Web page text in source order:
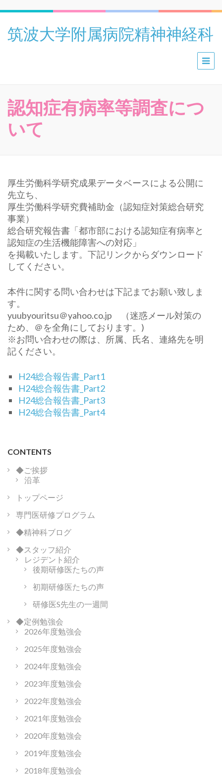
筑波大学附属病院精神神経科
認知症有病率等調査につ
いて
厚生労働科学研究成果データベースによる公開に
先立ち、
厚生労働科学研究費補助金（認知症対策総合研究
事業）
総合研究報告書「都市部における認知症有病率と
認知症の生活機能障害への対応」
を掲載いたします。下記リンクからダウンロード
してください。
本件に関する問い合わせは下記までお願い致しま
す。
yuubyouritsu＠yahoo.co.jp （迷惑メール対策の
ため、＠を全角にしております。)
※お問い合わせの際は、所属、氏名、連絡先を明
記ください。
H24総合報告書_Part1
H24総合報告書_Part2
H24総合報告書_Part3
H24総合報告書_Part4
CONTENTS
◆ご挨拶
沿革
トップページ
専門医研修プログラム
◆精神科ブログ
◆スタッフ紹介
レジデント紹介
後期研修医たちの声
初期研修医たちの声
研修医S先生の一週間
◆定例勉強会
2026年度勉強会
2025年度勉強会
2024年度勉強会
2023年度勉強会
2022年度勉強会
2021年度勉強会
2020年度勉強会
2019年度勉強会
2018年度勉強会